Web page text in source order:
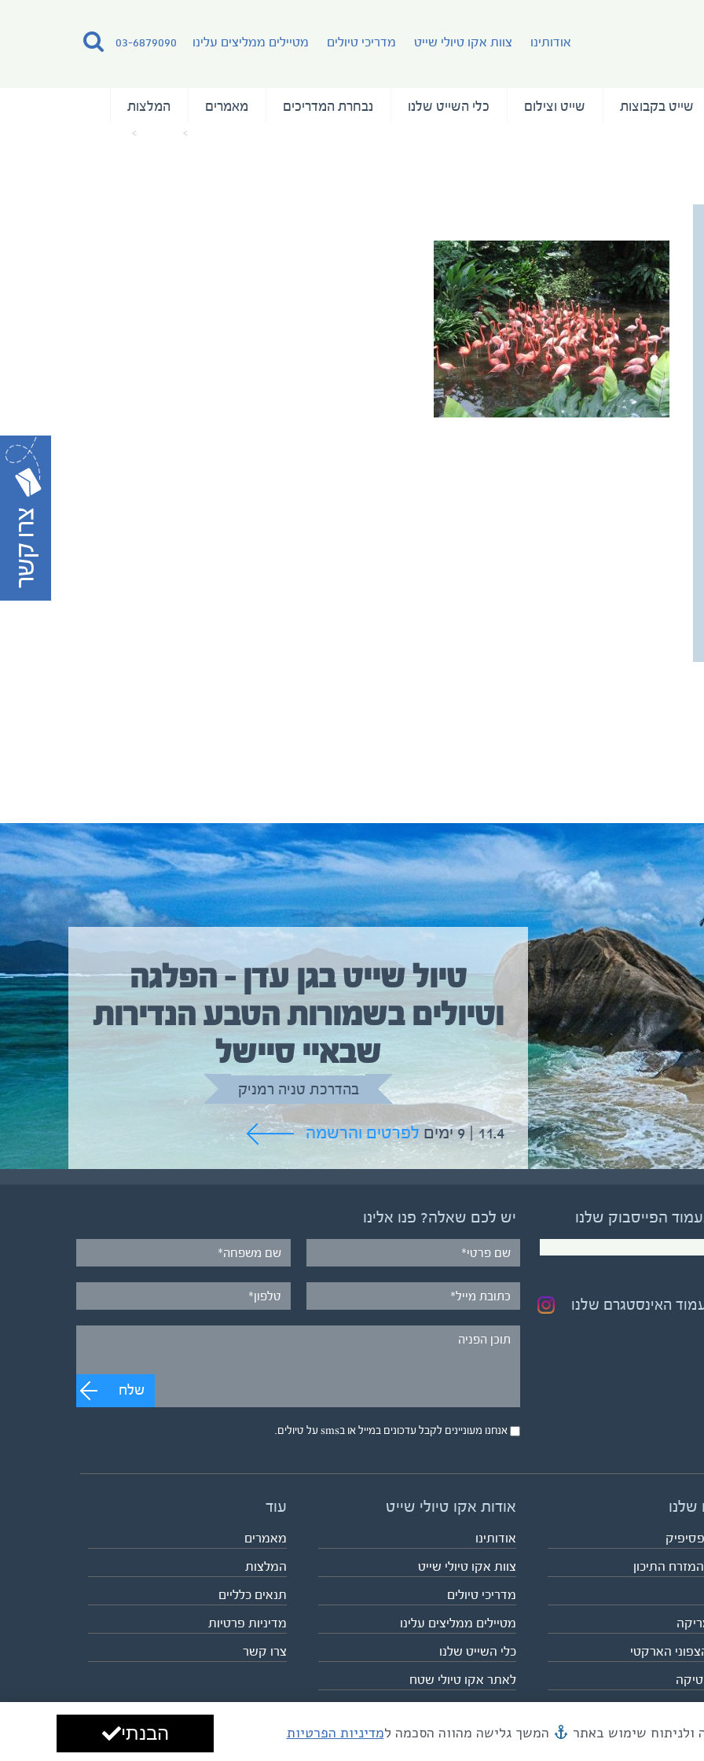
03-6879090 אודותינו צוות אקו טיולי שייט מדריכי טיולים מטיילים ממליצים עלינו
שייט בקבוצות שייט וצילום כלי השייט שלנו נבחרת המדריכים מאמרים המלצות
טיול שייט בגן עדן – הפלגה
וטיולים בשמורות הטבע הנדירות
שבאיי סיישל
בהדרכת טניה רמניק
11.4 | 9 ימים לפרטים והרשמה
טיול שייט מקיף איסלנד
בהדרכת גיל יניב
5.6 | 12 ימים לפרטים והרשמה
הפייסבוק שלנו
האינסטגרם שלנו
יש לכם שאלה? פנו אלינו
שלח
אנחנו מעוניינים לקבל עדכונים במייל או בsms על טיולים.
שלנו
התיכון
הארקטי
אודות אקו טיולי שייט
אודותינו
צוות אקו טיולי שייט
מדריכי טיולים
מטיילים ממליצים עלינו
כלי השייט שלנו
לאתר אקו טיולי שטח
עוד
מאמרים
המלצות
תנאים כלליים
מדיניות פרטיות
צרו קשר
מייל mail@eco.co.il | כתובתנו המסגר 55, תל אביב עיצוב ופיתוח: ביבר גלובל
המשך גלישה מהווה הסכמה למדיניות הפרטיות הבנתי